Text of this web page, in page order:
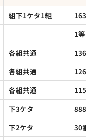
組下1ケタ1組
1等
各組共通
各組共通
各組共通
下3ケタ
888
下2ケタ
30番